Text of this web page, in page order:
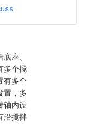
座、
多个搅
有多个
置，多
轴内设
沿搅拌